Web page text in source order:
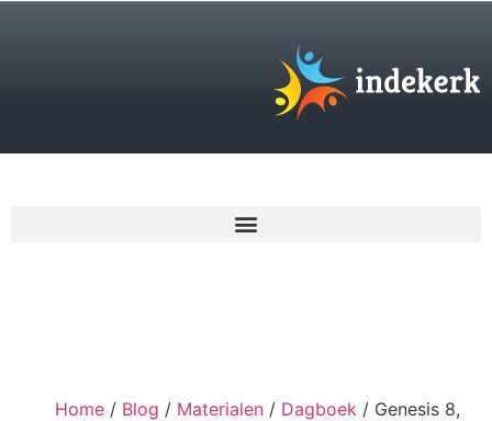
Home / Blog / Materialen / Dagboek / Genesis 8,